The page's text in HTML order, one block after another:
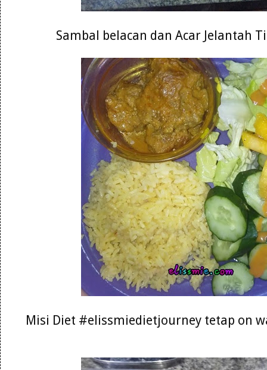
Sambal belacan dan Acar Jelantah
Misi Diet #elissmiedietjourney tetap on